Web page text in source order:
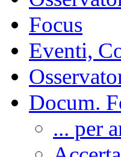
Focus
Eventi,
Docum.
... per